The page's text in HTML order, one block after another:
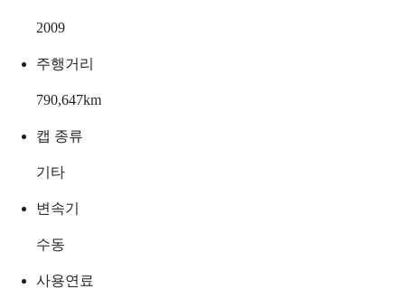
2009
주행거리
790,647km
캡 종류
기타
변속기
수동
사용연료